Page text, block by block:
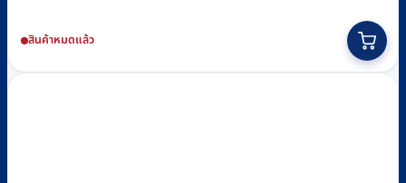
สินค้าหมดแล้ว